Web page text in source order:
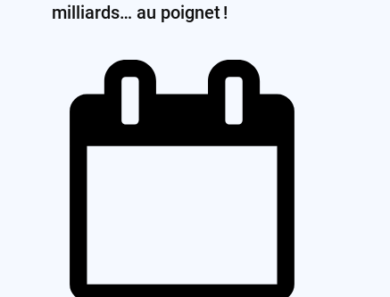
milliards… au poignet !